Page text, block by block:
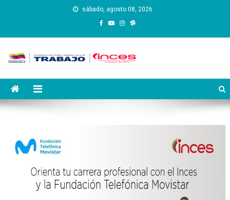
sábado, agosto 08, 2026
Instituto Nacional de
Capacitación y Educación